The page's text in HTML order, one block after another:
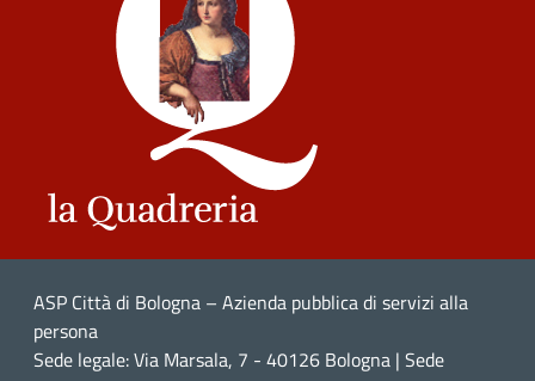
ASP Città di Bologna – Azienda pubblica di servizi alla
persona
Sede legale: Via Marsala, 7 - 40126 Bologna | Sede